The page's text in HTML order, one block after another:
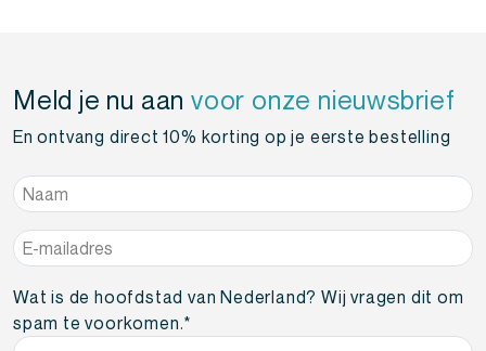
Meld je nu aanvoor onze nieuwsbrief
En ontvang direct 10% korting op je eerste bestelling
Naam*
E-
mailadres*
Wat is de hoofdstad van Nederland? Wij vragen dit om
spam te voorkomen.*